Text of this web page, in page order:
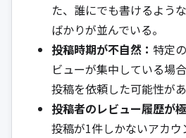
た、誰にでも書けるよう
ばかりが並んでいる。
投稿時期が不自然： 特定
ビューが集中している場
投稿を依頼した可能性があ
投稿者のレビュー履歴が極
投稿が1件しかないアカ